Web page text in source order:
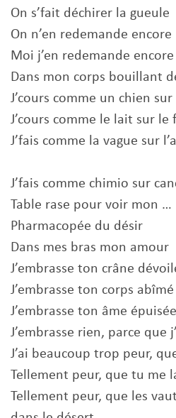
On s’fait déchirer la gueule
On n’en redemande encore
Moi j’en redemande encore
Dans mon corps bouillant
J’cours comme un chien
J’cours comme le lait sur le
J’fais comme la vague sur
J’fais comme chimio sur
Table rase pour voir mon …
Pharmacopée du désir
Dans mes bras mon amour
J’embrasse ton crâne
J’embrasse ton corps abîmé
J’embrasse ton âme épuisée
J’embrasse rien, parce que
J’ai beaucoup trop peur,
Tellement peur, que tu me
Tellement peur, que les